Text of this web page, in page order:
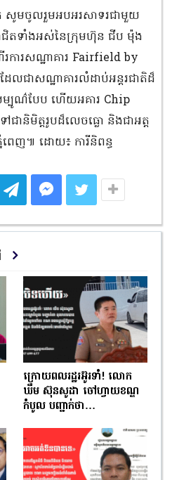
សូមចូលរួមអបអរសាទរជាមួយ
ជិតទាំងអស់នៃក្រុមហ៊ុន ជីប ម៉ុង
ការសណ្ឋាគារ Fairfield by
ជាសណ្ឋាគារលំដាប់អន្តរជាតិដ៏
បូណ៌បែប ហើយអគារ Chip
ានិមិត្តរូបដ៏លេចធ្លោ និងជាអត្ត
ពេញ៕ ដោយ៖ ការីនិពន្ធ
ក្រោយពលរដ្ឋរអ៊ូរទាំ! លោក
ឃឹម ស៊ុនសូដា ចៅហ្វាយខណ្ឌ
កំបូល បញ្ជាក់ថា…